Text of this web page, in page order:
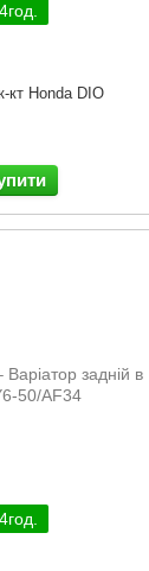
кт Honda DIO